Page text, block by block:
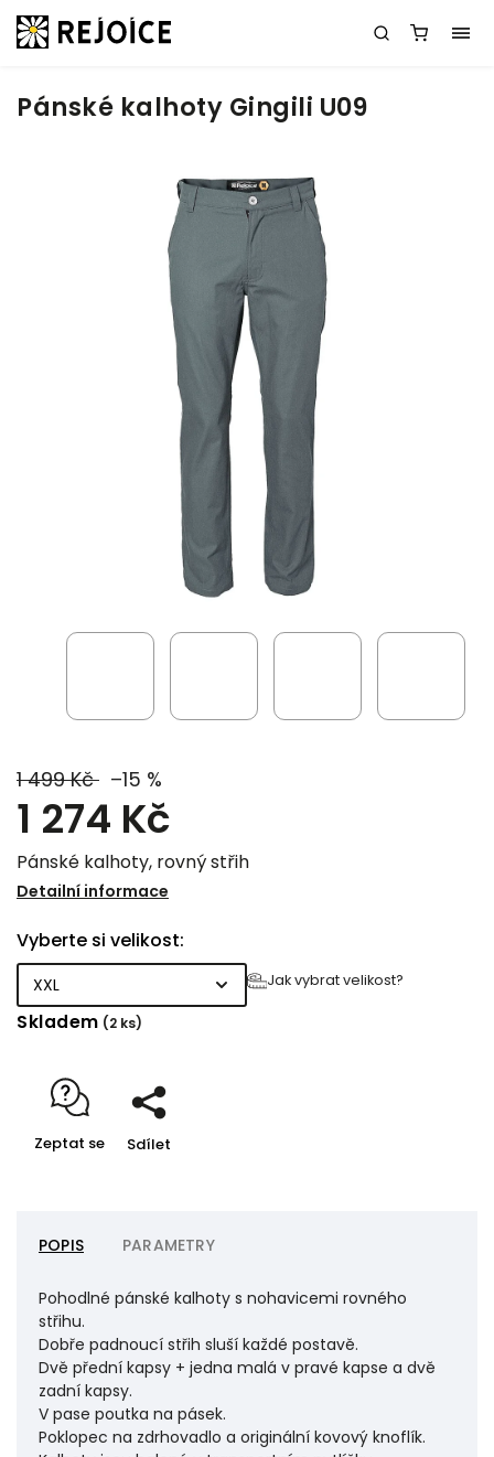
Pánské kalhoty Gingili U09
1 499 Kč –15 %
1 274 Kč
Pánské kalhoty, rovný střih
Detailní informace
Vyberte si velikost:
Jak vybrat velikost?
Skladem (2 ks)
Zeptat se Sdílet
POPIS PARAMETRY
Pohodlné pánské kalhoty s nohavicemi rovného
střihu.
Dobře padnoucí střih sluší každé postavě.
Dvě přední kapsy + jedna malá v pravé kapse a dvě
zadní kapsy.
V pase poutka na pásek.
Poklopec na zdrhovadlo a originální kovový knoflík.